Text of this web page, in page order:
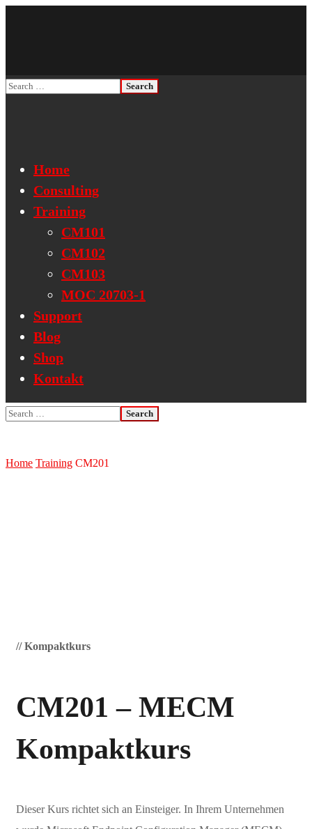
Home
Consulting
Training
CM101
CM102
CM103
MOC 20703-1
Support
Blog
Shop
Kontakt
Home Training CM201
// Kompaktkurs
CM201 – MECM
Kompaktkurs
Dieser Kurs richtet sich an Einsteiger. In Ihrem Unternehmen